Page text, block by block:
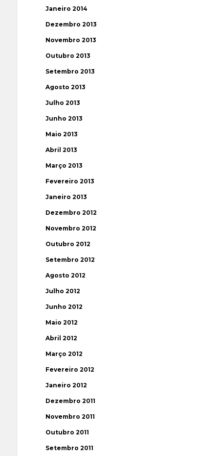
Janeiro 2014
Dezembro 2013
Novembro 2013
Outubro 2013
Setembro 2013
Agosto 2013
Julho 2013
Junho 2013
Maio 2013
Abril 2013
Março 2013
Fevereiro 2013
Janeiro 2013
Dezembro 2012
Novembro 2012
Outubro 2012
Setembro 2012
Agosto 2012
Julho 2012
Junho 2012
Maio 2012
Abril 2012
Março 2012
Fevereiro 2012
Janeiro 2012
Dezembro 2011
Novembro 2011
Outubro 2011
Setembro 2011